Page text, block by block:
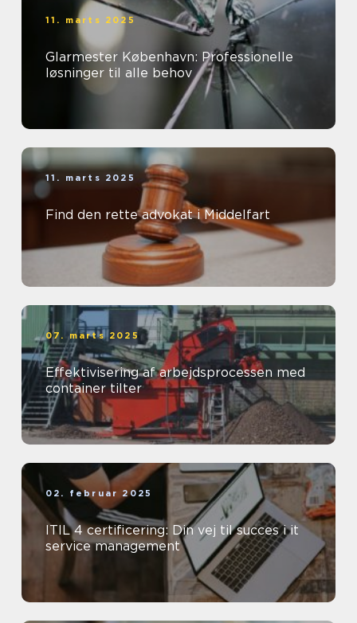
11. marts 2025
Glarmester København: Professionelle
løsninger til alle behov
11. marts 2025
Find den rette advokat i Middelfart
07. marts 2025
Effektivisering af arbejdsprocessen med
container tilter
02. februar 2025
ITIL 4 certificering: Din vej til succes i it
service management